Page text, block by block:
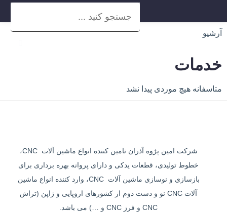
آرشیو
خدمات
متاسفانه هیچ موردی پیدا نشد
شرکت امین پژوه آذران تامین کننده انواع ماشین آلات CNC،
خطوط تولیدی، قطعات یدکی و دارای پروانه بهره برداری برای
بازسازی و نوسازی ماشین آلات CNC، وارد کننده انواع ماشین
آلات CNC نو و دست دوم از کشورهای اروپایی و ژاپن (تراش
CNC و فرز CNC و …) می باشد.